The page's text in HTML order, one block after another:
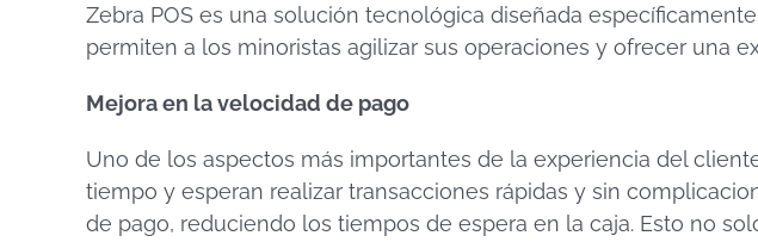
Zebra POS es una solución tecnológica diseñada
permiten a los minoristas agilizar sus operaciones y ofrecer una
Mejora en la velocidad de pago
Uno de los aspectos más importantes de la experiencia del
tiempo y esperan realizar transacciones rápidas y sin
de pago, reduciendo los tiempos de espera en la caja. Esto no